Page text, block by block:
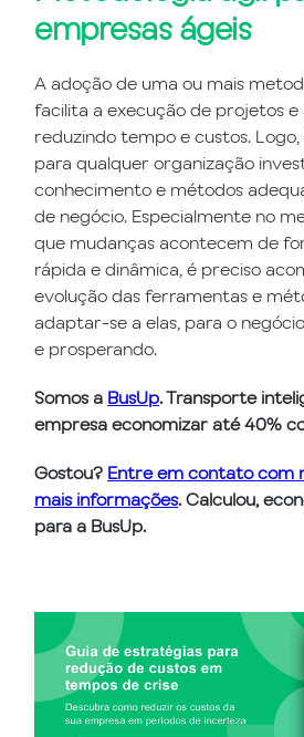
empresas ágeis
A adoção de uma ou mais
facilita a execução de projetos e
reduzindo tempo e custos.
para qualquer organização
conhecimento e métodos
de negócio. Especialmente no
que mudanças acontecem de
rápida e dinâmica, é preciso
evolução das ferramentas e
adaptar-se a elas, para o
e prosperando.
Somos a BusUp. Transporte
empresa economizar até 40%
Gostou? Entre em contato com
mais informações. Calculou,
para a BusUp.